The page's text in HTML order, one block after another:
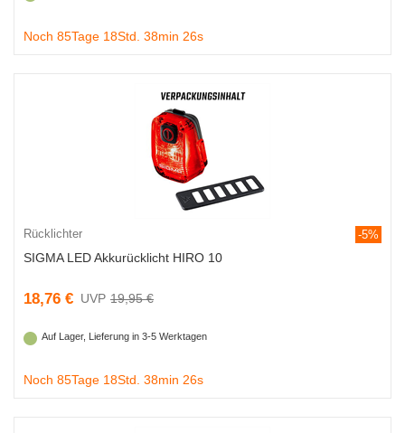
Noch 85Tage 18Std. 38min 25s
Rücklichter -5%
SIGMA LED Akkurücklicht HIRO 10
18,76 € 19,95 €
Auf Lager, Lieferung in 3-5 Werktagen
Noch 85Tage 18Std. 38min 25s